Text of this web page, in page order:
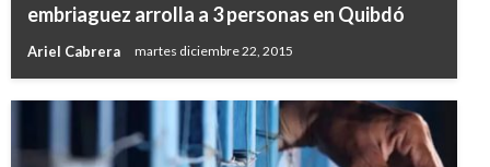
embriaguez arrolla a 3 personas en Quibdó
Ariel Cabrera martes diciembre 22, 2015